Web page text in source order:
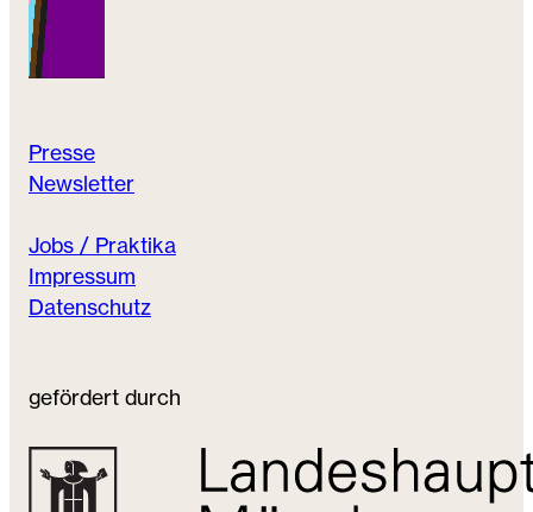
Presse
Newsletter
Jobs / Praktika
Impressum
Datenschutz
gefördert durch